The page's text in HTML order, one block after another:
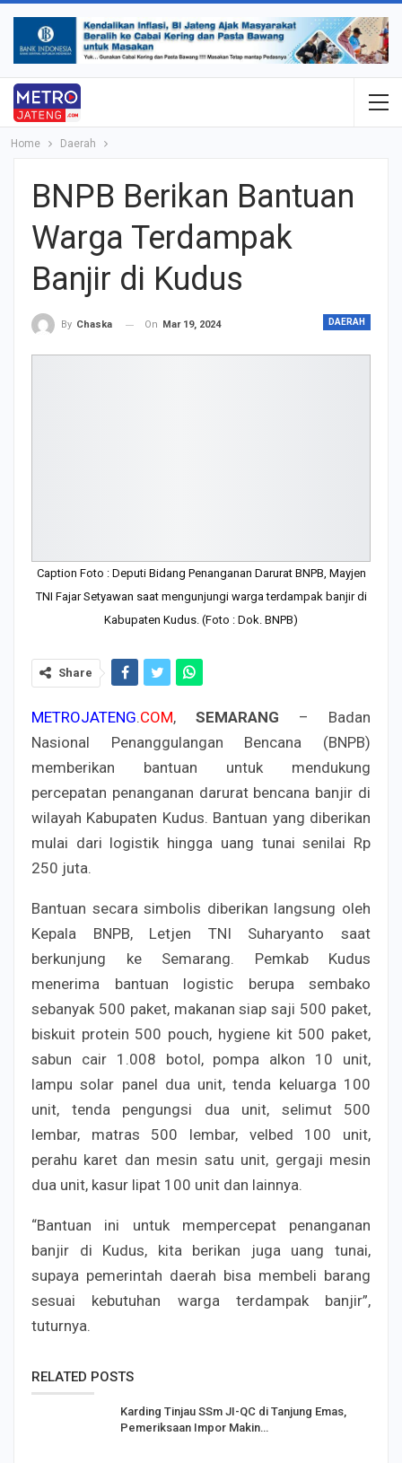
Home Daerah
BNPB Berikan Bantuan
Warga Terdampak
Banjir di Kudus
DAERAH
By Chaska On Mar 19, 2024
Caption Foto : Deputi Bidang Penanganan Darurat BNPB, Mayjen
TNI Fajar Setyawan saat mengunjungi warga terdampak banjir di
Kabupaten Kudus. (Foto : Dok. BNPB)
Share
METROJATENG.COM, SEMARANG – Badan
Nasional Penanggulangan Bencana (BNPB)
memberikan bantuan untuk mendukung
percepatan penanganan darurat bencana banjir di
wilayah Kabupaten Kudus. Bantuan yang diberikan
mulai dari logistik hingga uang tunai senilai Rp
250 juta.
Bantuan secara simbolis diberikan langsung oleh
Kepala BNPB, Letjen TNI Suharyanto saat
berkunjung ke Semarang. Pemkab Kudus
menerima bantuan logistic berupa sembako
sebanyak 500 paket, makanan siap saji 500 paket,
biskuit protein 500 pouch, hygiene kit 500 paket,
sabun cair 1.008 botol, pompa alkon 10 unit,
lampu solar panel dua unit, tenda keluarga 100
unit, tenda pengungsi dua unit, selimut 500
lembar, matras 500 lembar, velbed 100 unit,
perahu karet dan mesin satu unit, gergaji mesin
dua unit, kasur lipat 100 unit dan lainnya.
“Bantuan ini untuk mempercepat penanganan
banjir di Kudus, kita berikan juga uang tunai,
supaya pemerintah daerah bisa membeli barang
sesuai kebutuhan warga terdampak banjir”,
tuturnya.
RELATED POSTS
Karding Tinjau SSm JI-QC di Tanjung Emas,
Pemeriksaan Impor Makin…